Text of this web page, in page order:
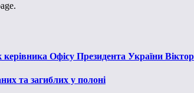
Офісу Президента України
та загиблих у полоні